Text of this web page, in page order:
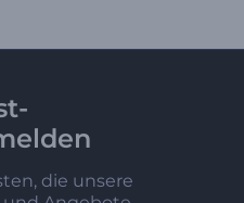
die unsere